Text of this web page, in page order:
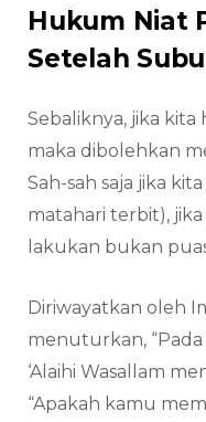
Hukum Niat
Setelah
Sebaliknya, jika
maka dibolehkan
Sah-sah saja jika
matahari terbit),
lakukan bukan
Diriwayatkan oleh
menuturkan,
‘Alaihi Wasallam
“Apakah kamu